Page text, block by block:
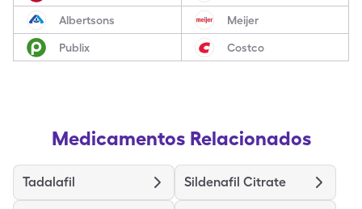
Albertsons Meijer
Publix Costco
Medicamentos Relacionados
Tadalafil Sildenafil Citrate